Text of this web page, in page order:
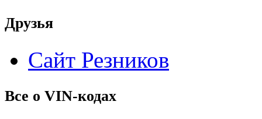
Друзья
Сайт Резников
Все о VIN-кодах